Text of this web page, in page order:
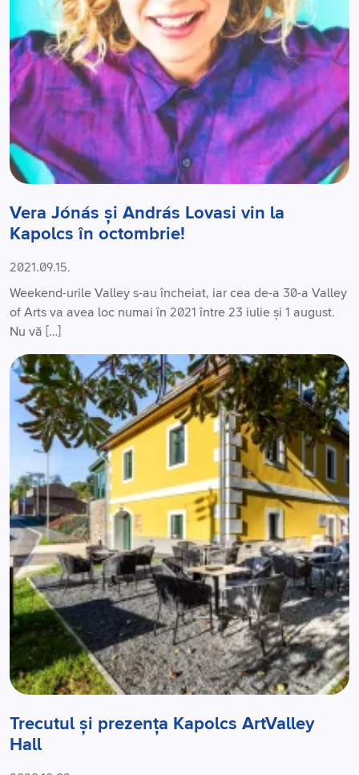
Vera Jónás și András Lovasi vin la
Kapolcs în octombrie!
2021.09.15.
Weekend-urile Valley s-au încheiat, iar cea de-a 30-a Valley
of Arts va avea loc numai în 2021 între 23 iulie și 1 august.
Nu vă […]
Trecutul și prezența Kapolcs ArtValley
Hall